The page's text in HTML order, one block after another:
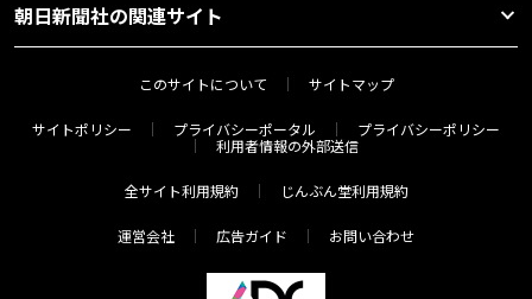
朝日新聞社の関連サイト
このサイトについて サイトマップ
サイトポリシー プライバシーポータル
プライバシーポリシー
利用者情報の外部送信
全サイト利用規約 じんぶん堂利用規約
運営会社 広告ガイド お問い合わせ